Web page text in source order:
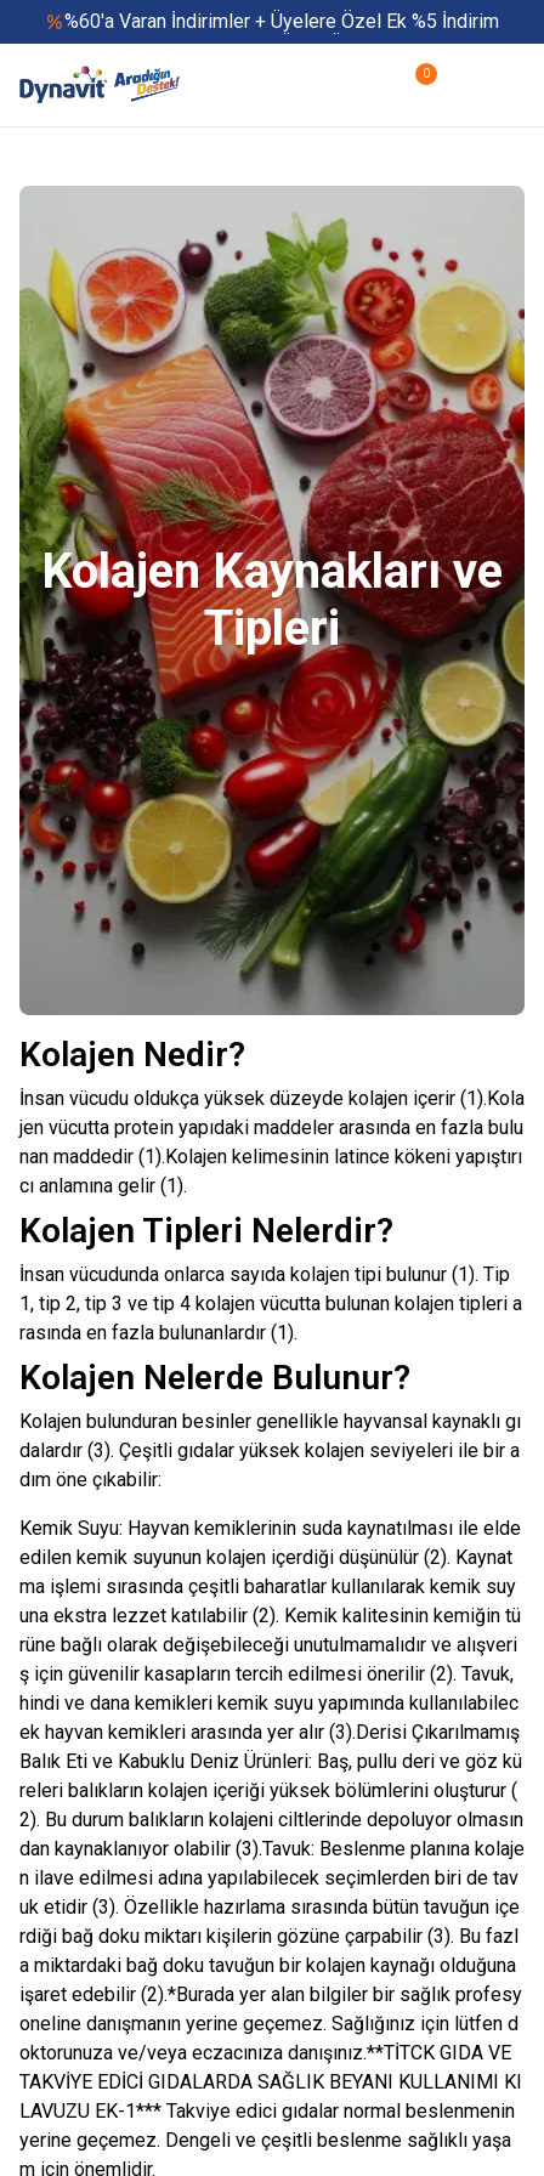
%60'a Varan İndirimler + Üyelere Özel Ek %5 İndirim
Yaz Boyu 500 TL ve Üzeri Ücretsiz Kargo
Yaza Özel Fırsatlar Başladı
0
Kolajen Kaynakları ve
Tipleri
Kolajen Nedir?
İnsan vücudu oldukça yüksek düzeyde kolajen içerir (1).Kola
jen vücutta protein yapıdaki maddeler arasında en fazla bulu
nan maddedir (1).Kolajen kelimesinin latince kökeni yapıştırı
cı anlamına gelir (1).
Kolajen Tipleri Nelerdir?
İnsan vücudunda onlarca sayıda kolajen tipi bulunur (1). Tip
1, tip 2, tip 3 ve tip 4 kolajen vücutta bulunan kolajen tipleri a
rasında en fazla bulunanlardır (1).
Kolajen Nelerde Bulunur?
Kolajen bulunduran besinler genellikle hayvansal kaynaklı gı
dalardır (3). Çeşitli gıdalar yüksek kolajen seviyeleri ile bir a
dım öne çıkabilir:
Kemik Suyu: Hayvan kemiklerinin suda kaynatılması ile elde
edilen kemik suyunun kolajen içerdiği düşünülür (2). Kaynat
ma işlemi sırasında çeşitli baharatlar kullanılarak kemik suy
una ekstra lezzet katılabilir (2). Kemik kalitesinin kemiğin tü
rüne bağlı olarak değişebileceği unutulmamalıdır ve alışveri
ş için güvenilir kasapların tercih edilmesi önerilir (2). Tavuk,
hindi ve dana kemikleri kemik suyu yapımında kullanılabilec
ek hayvan kemikleri arasında yer alır (3).Derisi Çıkarılmamış
Balık Eti ve Kabuklu Deniz Ürünleri: Baş, pullu deri ve göz kü
releri balıkların kolajen içeriği yüksek bölümlerini oluşturur (
2). Bu durum balıkların kolajeni ciltlerinde depoluyor olmasın
dan kaynaklanıyor olabilir (3).Tavuk: Beslenme planına kolaje
n ilave edilmesi adına yapılabilecek seçimlerden biri de tav
uk etidir (3). Özellikle hazırlama sırasında bütün tavuğun içe
rdiği bağ doku miktarı kişilerin gözüne çarpabilir (3). Bu fazl
a miktardaki bağ doku tavuğun bir kolajen kaynağı olduğuna
işaret edebilir (2).*Burada yer alan bilgiler bir sağlık profesy
oneline danışmanın yerine geçemez. Sağlığınız için lütfen d
oktorunuza ve/veya eczacınıza danışınız.**TİTCK GIDA VE
TAKVİYE EDİCİ GIDALARDA SAĞLIK BEYANI KULLANIMI KI
LAVUZU EK-1*** Takviye edici gıdalar normal beslenmenin
yerine geçemez. Dengeli ve çeşitli beslenme sağlıklı yaşa
m için önemlidir.